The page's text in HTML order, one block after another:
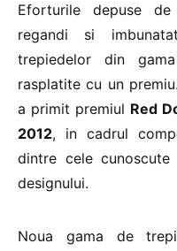
Eforturile depuse
regandi si
trepiedelor din
rasplatite cu un
a primit premiul Red
2012, in cadrul
dintre cele
designului.
Noua gama de